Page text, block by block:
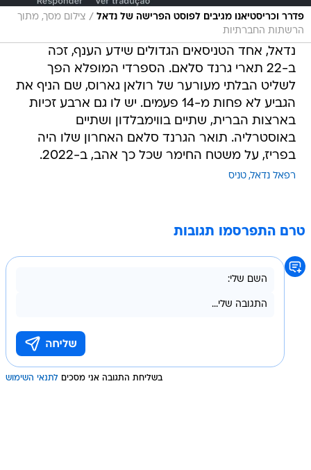
פדרר וכריסטיאנו מגיבים לפוסט הפרישה של נדאל / צילום מסך, מתוך
הרשתות החברתיות
נדאל, אחד הטניסאים הגדולים שידע הענף, זכה
ב-22 תארי גרנד סלאם. הספרדי המופלא הפך
לשליט הבלתי מעורער של רולאן גארוס, שם הניף את
הגביע לא פחות מ-14 פעמים. יש לו גם ארבע זכיות
בארצות הברית, שתיים בווימבלדון ושתיים
באוסטרליה. תואר הגרנד סלאם האחרון שלו היה
בפריז, על משטח החימר שכל כך אהב, ב-2022.
רפאל נדאל טניס
טרם התפרסמו תגובות
בשליחת התגובה אני מסכים לתנאי השימוש